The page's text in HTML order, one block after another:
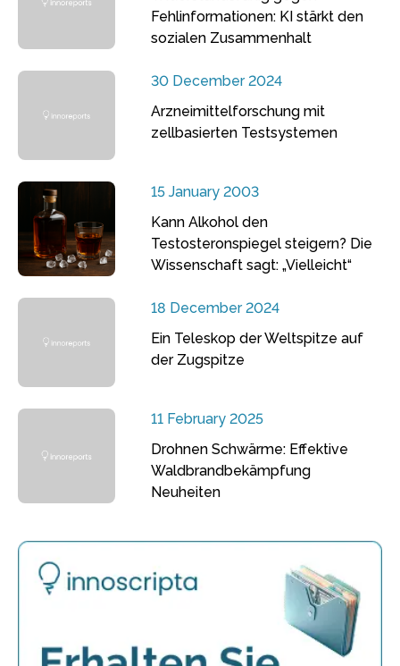
Fehlinformationen: KI stärkt den
sozialen Zusammenhalt
30 December 2024
Arzneimittelforschung mit
zellbasierten Testsystemen
15 January 2003
Kann Alkohol den
Testosteronspiegel steigern? Die
Wissenschaft sagt: „Vielleicht“
18 December 2024
Ein Teleskop der Weltspitze auf
der Zugspitze
11 February 2025
Drohnen Schwärme: Effektive
Waldbrandbekämpfung
Neuheiten